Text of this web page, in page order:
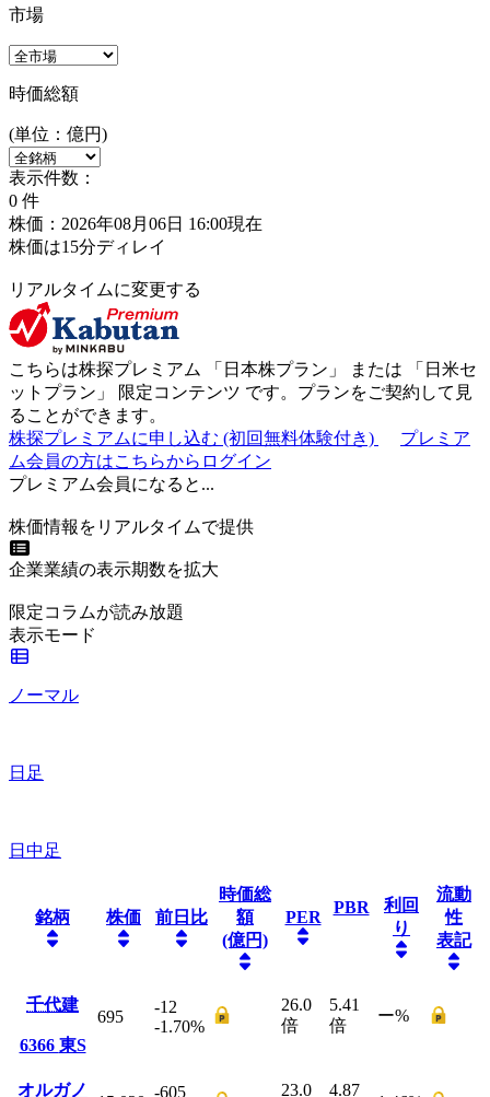
市場
時価総額
(単位：億円)
表示件数：
0 件
株価：2026年08月06日 16:00現在
株価は15分ディレイ
リアルタイムに変更する
こちらは株探プレミアム 「 日本株プラン 」 または 「 日米セ
ットプラン 」 限定コンテンツ です。プランをご契約して見
ることができます。
株探プレミアムに申し込む (初回無料体験付き)
プレミア
ム会員の方はこちらからログイン
プレミアム会員になると...
株価情報をリアルタイムで提供
企業業績の表示期数を拡大
限定コラムが読み放題
表示モード
ノーマル
日足
日中足
銘柄 株価 前日比
時価総
額
(億円)
PER
PBR
利回
り
流動
性
表記
千代建
6366 東S
695
-12
-1.70%
26.0
倍
5.41
倍
ー%
オルガノ
-605
23.0
4.87